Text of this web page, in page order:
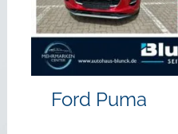
Ford Puma